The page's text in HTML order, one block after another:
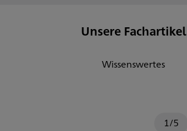
Unsere Fachartikel
Wissenswertes
1/5